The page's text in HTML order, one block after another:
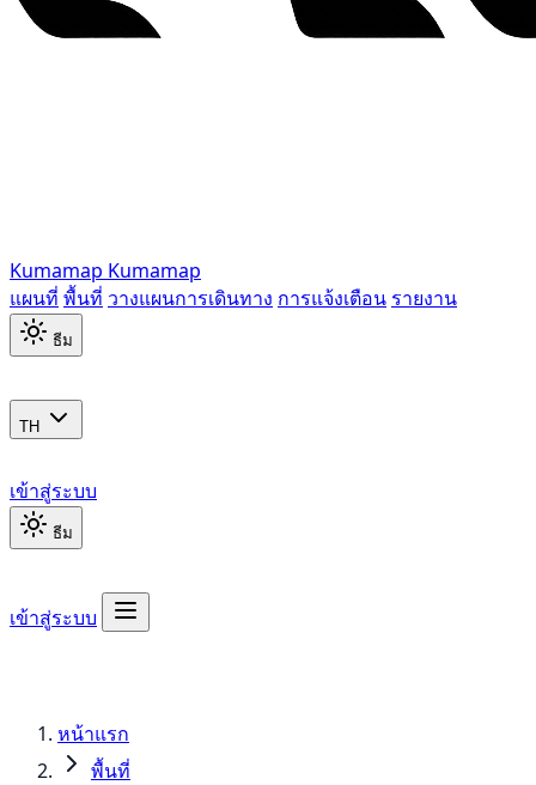
Kumamap Kumamap
แผนที่ พื้นที่ วางแผนการเดินทาง การแจ้งเตือน รายงาน
ธีม
TH
เข้าสู่ระบบ
ธีม
เข้าสู่ระบบ
หน้าแรก
พื้นที่